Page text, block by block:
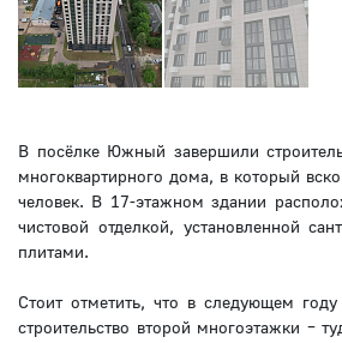
В посёлке Южный завершили
многоквартирного дома, в который
человек. В 17-этажном здании
чистовой отделкой, установленной
плитами.
Стоит отметить, что в следующем
строительство второй многоэтажки –